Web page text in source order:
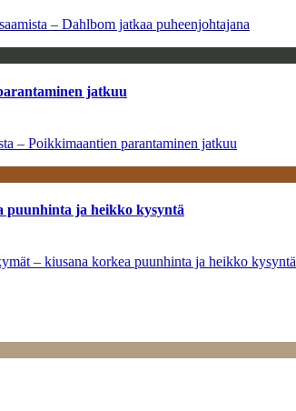
– Dahlbom jatkaa puheenjohtajana
jatkuu
– Poikkimaantien parantaminen jatkuu
puunhinta ja heikko kysyntä
– kiusana korkea puunhinta ja heikko kysyntä